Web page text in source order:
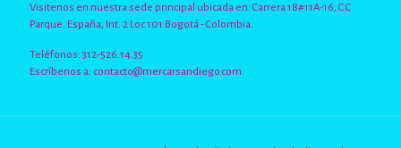
Visitenos en nuestra sede principal ubicada en: Carrera 18#11A-16, C.C
Parque. España, Int. 2 Loc 101 Bogotá - Colombia.
Teléfonos: 312-526.14.35
Escríbenos a: contacto@mercarsandiego.com